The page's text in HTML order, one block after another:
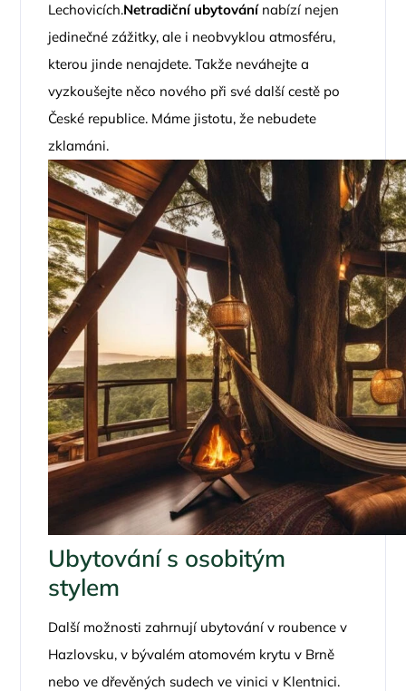
Lechovicích.Netradiční ubytovánínabízí nejen
jedinečné zážitky, ale i neobvyklou atmosféru,
kterou jinde nenajdete. Takže neváhejte a
vyzkoušejte něco nového při své další cestě po
České republice. Máme jistotu, že nebudete
zklamáni.
Ubytování s osobitým
stylem
Další možnosti zahrnují ubytování v roubence v
Hazlovsku, v bývalém atomovém krytu v Brně
nebo ve dřevěných sudech ve vinici v Klentnici.